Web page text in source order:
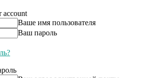
account
Ваше имя пользователя
Ваш пароль